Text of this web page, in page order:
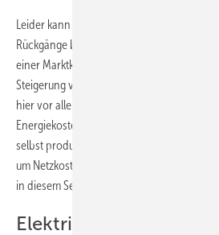
Leider kann der Ausbau von Speichern in
Rückgänge bei den Heimspeichern nicht
einer Marktkonsolidierung konnte dieses
Steigerung von 1,3 auf 1,4 Milliarden Euro
hier vor allem das Ziel der Gewerbe- und
Energiekosten zu senken, durch Erhöhung
selbst produziertem Sonnenstrom und die
um Netzkosten zu sparen. „Es ist ein
in diesem Segment endlich losgeht“, betont
Elektrifizierung braucht